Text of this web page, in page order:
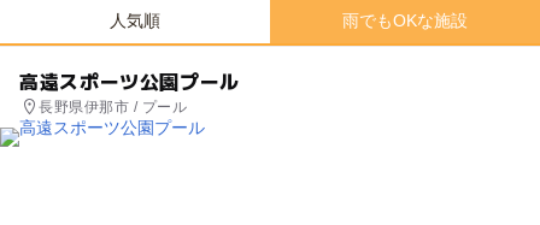
人気順 雨でもOKな施設
高遠スポーツ公園プール
長野県伊那市 / プール